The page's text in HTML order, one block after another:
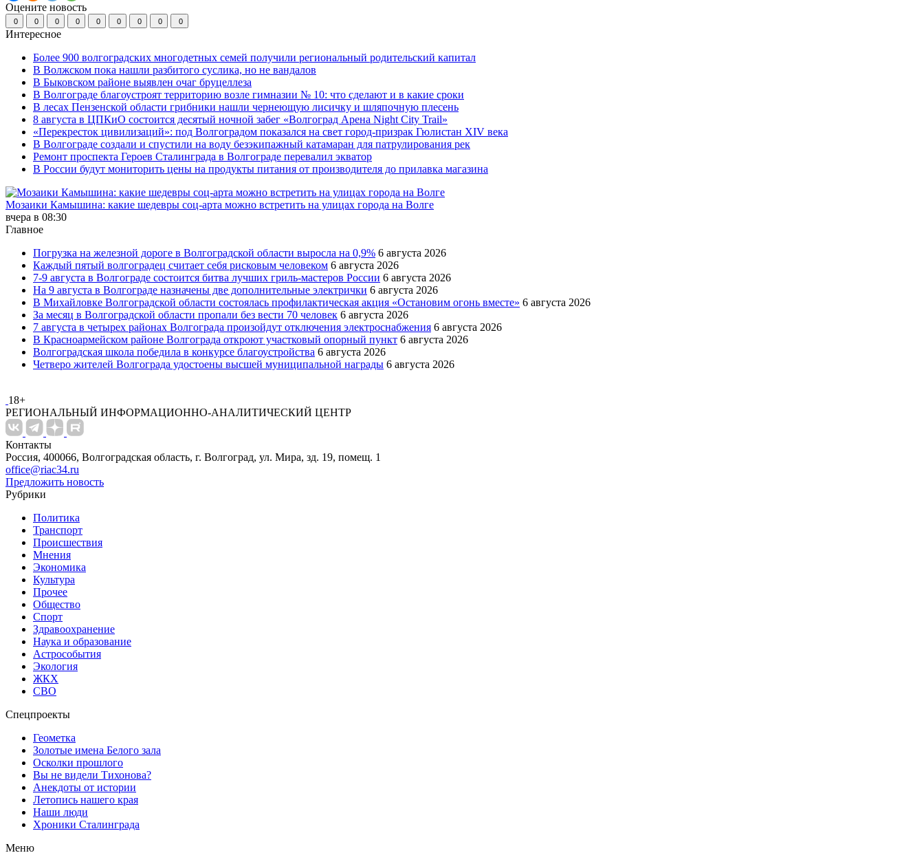
Оцените новость
0 0 0 0 0 0 0 0 0
Интересное
Более 900 волгоградских многодетных семей получили региональный родительский капитал
В Волжском пока нашли разбитого суслика, но не вандалов
В Быковском районе выявлен очаг бруцеллеза
В Волгограде благоустроят территорию возле гимназии № 10: что сделают и в какие сроки
В лесах Пензенской области грибники нашли чернеющую лисичку и шляпочную плесень
8 августа в ЦПКиО состоится десятый ночной забег «Волгоград Арена Night City Trail»
«Перекресток цивилизаций»: под Волгоградом показался на свет город-призрак Гюлистан XIV века
В Волгограде создали и спустили на воду безэкипажный катамаран для патрулирования рек
Ремонт проспекта Героев Сталинграда в Волгограде перевалил экватор
В России будут мониторить цены на продукты питания от производителя до прилавка магазина
Мозаики Камышина: какие шедевры соц-арта можно встретить на улицах города на Волге
вчера в 08:30
Главное
Погрузка на железной дороге в Волгоградской области выросла на 0,9% 6 августа 2026
Каждый пятый волгоградец считает себя рисковым человеком 6 августа 2026
7-9 августа в Волгограде состоится битва лучших гриль-мастеров России 6 августа 2026
На 9 августа в Волгограде назначены две дополнительные электрички 6 августа 2026
В Михайловке Волгоградской области состоялась профилактическая акция «Остановим огонь вместе» 6 августа 2026
За месяц в Волгоградской области пропали без вести 70 человек 6 августа 2026
7 августа в четырех районах Волгограда произойдут отключения электроснабжения 6 августа 2026
В Красноармейском районе Волгограда откроют участковый опорный пункт 6 августа 2026
Волгоградская школа победила в конкурсе благоустройства 6 августа 2026
Четверо жителей Волгограда удостоены высшей муниципальной награды 6 августа 2026
18+
РЕГИОНАЛЬНЫЙ ИНФОРМАЦИОННО-АНАЛИТИЧЕСКИЙ ЦЕНТР
Контакты
Россия, 400066, Волгоградская область, г. Волгоград, ул. Мира, зд. 19, помещ. 1
office@riac34.ru
Предложить новость
Рубрики
Политика
Транспорт
Происшествия
Мнения
Экономика
Культура
Прочее
Общество
Спорт
Здравоохранение
Наука и образование
Астрособытия
Экология
ЖКХ
СВО
Спецпроекты
Геометка
Золотые имена Белого зала
Осколки прошлого
Вы не видели Тихонова?
Анекдоты от истории
Летопись нашего края
Наши люди
Хроники Сталинграда
Меню